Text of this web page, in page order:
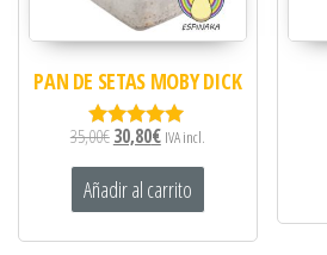
PAN DE SETAS MOBY DICK
Valorado
de 5
35,00€30,80€ IVA incl.
Añadir al carrito